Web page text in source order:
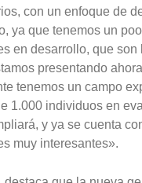
con un enfoque de
ya que tenemos un
en desarrollo, que son
presentando
tenemos un campo
1.000 individuos en
y ya se cuenta
muy interesantes».